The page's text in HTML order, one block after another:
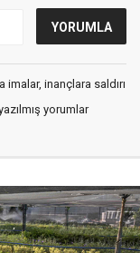
inançlara saldırı
yorumlar